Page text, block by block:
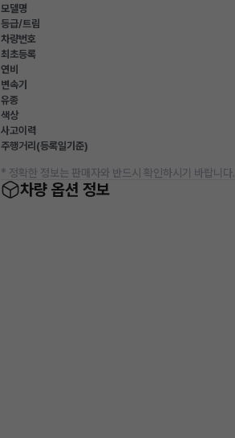
모델명
등급/트림
차량번호
최초등록
연비
변속기
유종
색상
사고이력
주행거리(등록일기준)
* 정확한 정보는 판매자와 반드시 확인하시기 바랍니다.
차량 옵션 정보